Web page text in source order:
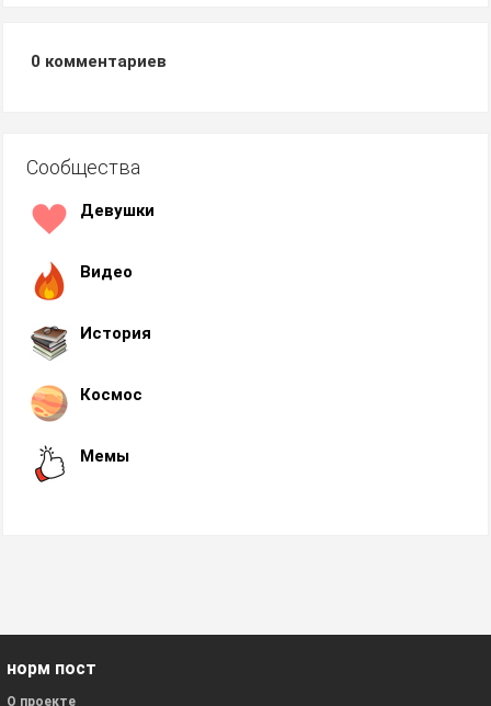
0 комментариев
Сообщества
Девушки
Видео
История
Космос
Мемы
норм пост
О проекте